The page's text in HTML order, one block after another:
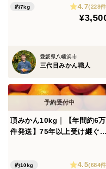
約7kg 4.7(228
愛媛県八幡浜市
三代目みかん職人
頂みかん10kg｜【年間約6万
件発送】75年以上受け継ぐ、
約10kg 4.5(684